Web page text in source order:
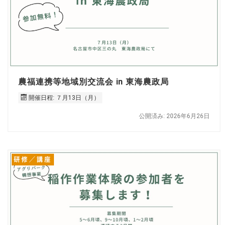
農福連携等地域別交流会 in 東海農政局
開催日程: ７月13日（月）
公開済み: 2026年6月26日
研修／講座